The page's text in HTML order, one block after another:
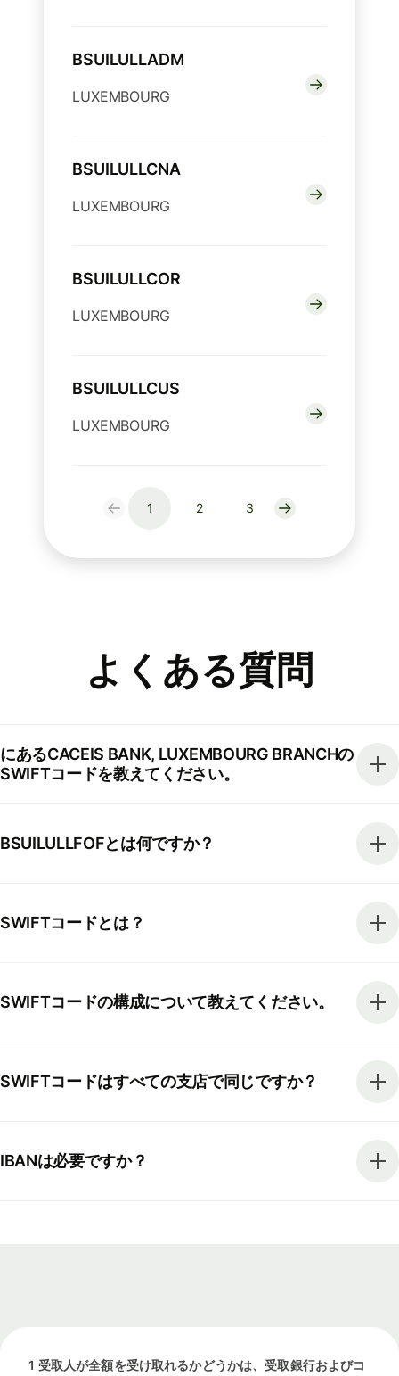
BSUILULLADM
LUXEMBOURG
BSUILULLCNA
LUXEMBOURG
BSUILULLCOR
LUXEMBOURG
BSUILULLCUS
LUXEMBOURG
1 2 3
よくある質問
にあるCACEIS BANK, LUXEMBOURG BRANCHの
SWIFTコードを教えてください。
BSUILULLFOFとは何ですか？
SWIFTコードとは？
SWIFTコードの構成について教えてください。
SWIFTコードはすべての支店で同じですか？
IBANは必要ですか？
1 受取人が全額を受け取れるかどうかは、受取銀行およびコ